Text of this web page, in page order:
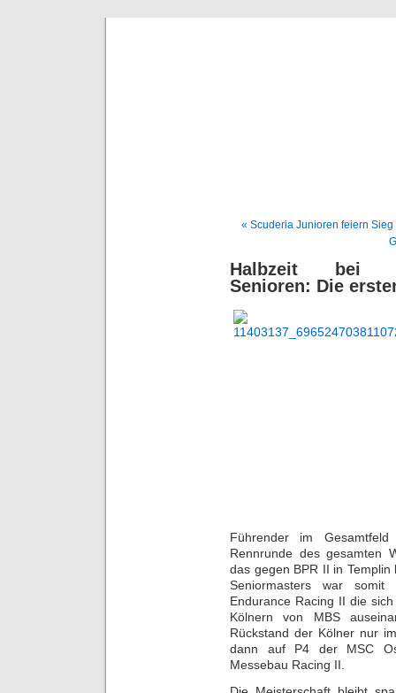
« Scuderia Junioren feiern
Halbzeit bei
Senioren: Die
Führender im
Rennrunde des gesamten
das gegen BPR II in
Seniormasters war
Endurance Racing II die
Kölnern von MBS
Rückstand der Kölner nur
dann auf P4 der MSC
Messebau Racing II.